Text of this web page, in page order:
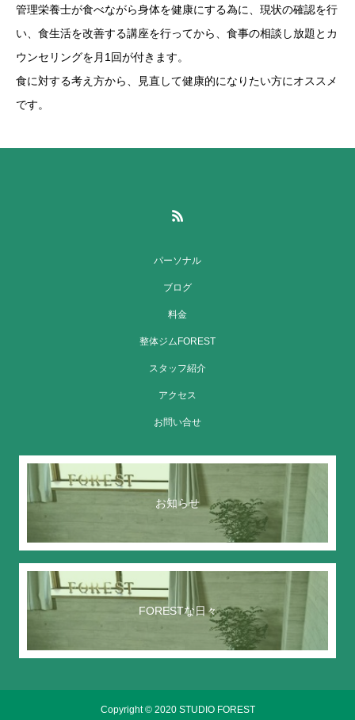
管理栄養士が食べながら身体を健康にする為に、現状の確認を行
い、食生活を改善する講座を行ってから、食事の相談し放題とカ
ウンセリングを月1回が付きます。
食に対する考え方から、見直して健康的になりたい方にオススメ
です。
パーソナル
ブログ
料金
整体ジムFOREST
スタッフ紹介
アクセス
お問い合せ
お知らせ
FORESTな日々
Copyright © 2020 STUDIO FOREST